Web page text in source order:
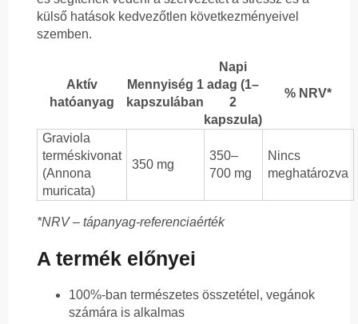
külső hatások kedvezőtlen következményeivel
szemben.
Aktív
hatóanyag
Mennyiség 1
kapszulában
Napi
adag (1–
2
kapszula)
% NRV*
Graviola
terméskivonat
(Annona
muricata)
350 mg
350–
700 mg
Nincs
meghatározva
*NRV – tápanyag-referenciaérték
A termék előnyei
100%-ban természetes összetétel, vegánok
számára is alkalmas